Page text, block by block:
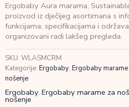
Sustainable
Mesh
Cream
(0-
12
mj.)
količina
Ergobaby Aura marama,
proizvod iz dječijeg asortimana s
funkcijama, specifikacijama i
organizovani radi lakšeg pregleda.
SKU: WLASMCRM
Kategorije: Ergobaby, Ergobaby
nošenje
Ergobaby, Ergobaby marame za
nošenje